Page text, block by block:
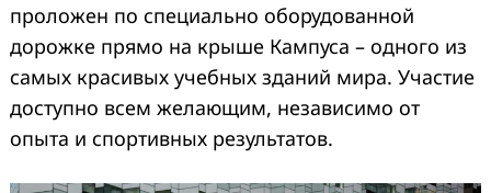
проложен по специально оборудованной
дорожке прямо на крыше Кампуса – одного из
самых красивых учебных зданий мира. Участие
доступно всем желающим, независимо от
опыта и спортивных результатов.